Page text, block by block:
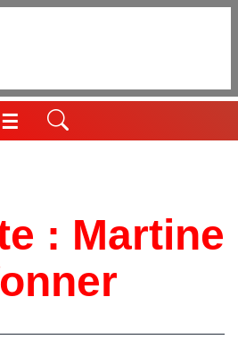
☰
Menu
: Martine